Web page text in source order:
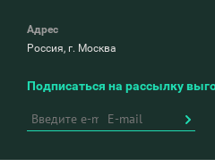
Адрес
Россия, г. Москва
Подписаться на рассылку